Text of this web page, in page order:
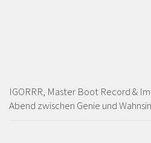
IGORRR, Master Boot Record &
Abend zwischen Genie und